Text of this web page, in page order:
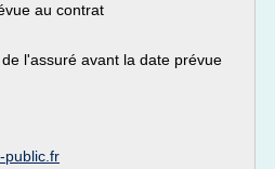
au contrat
l'assuré avant la date prévue
public.fr